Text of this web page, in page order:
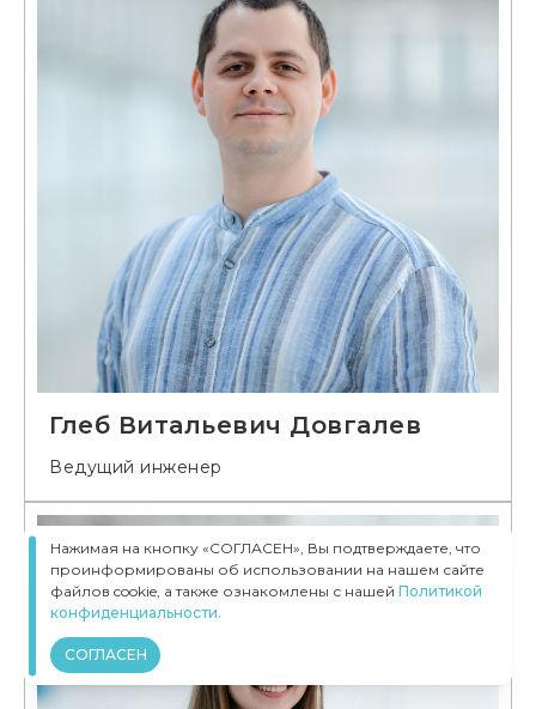
Глеб Витальевич Довгалев
Ведущий инженер
Нажимая на кнопку «СОГЛАСЕН», Вы подтверждаете, что
проинформированы об использовании на нашем сайте
файлов cookie, а также ознакомлены с нашей Политикой
конфиденциальности.
СОГЛАСЕН